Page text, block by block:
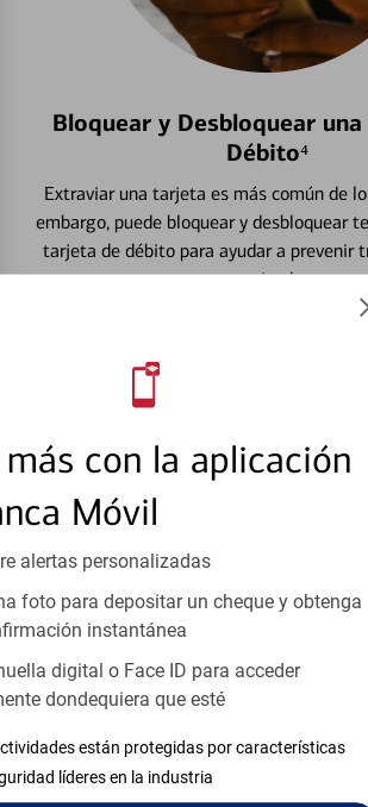
con la aplicación
Móvil
alertas personalizadas
foto para depositar un cheque y obtenga
instantánea
digital o Face ID para acceder
dondequiera que esté
están protegidas por características
líderes en la industria
Bloquear y Desbloquear
Débito⁴
Extraviar una tarjeta es más común de
embargo, puede bloquear y desbloquear
tarjeta de débito para ayudar a prevenir
autorizadas.
Explore
Productos y
Destacados
Ofrecemos una amplia gama de
diseñados para ayudar con todas sus